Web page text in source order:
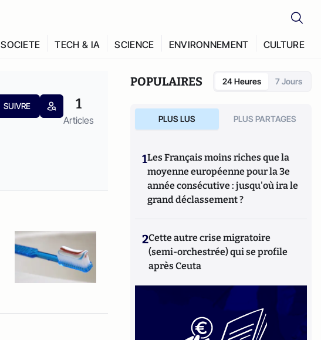
SOCIETE TECH & IA SCIENCE ENVIRONNEMENT CULTURE
SUIVRE 1
Articles
POPULAIRES 24 Heures 7 Jours
PLUS LUS PLUS PARTAGES
1Les Français moins riches que la
moyenne européenne pour la 3e
année consécutive : jusqu'où ira le
grand déclassement ?
2Cette autre crise migratoire
(semi-orchestrée) qui se profile
après Ceuta